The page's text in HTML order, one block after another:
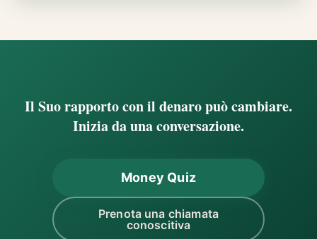
Il Suo rapporto con il denaro può cambiare.
Inizia da una conversazione.
Money Quiz
Prenota una chiamata
conoscitiva